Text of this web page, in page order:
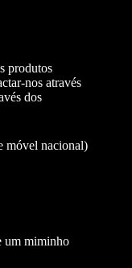
produtos
nos através
dos
móvel nacional)
um miminho